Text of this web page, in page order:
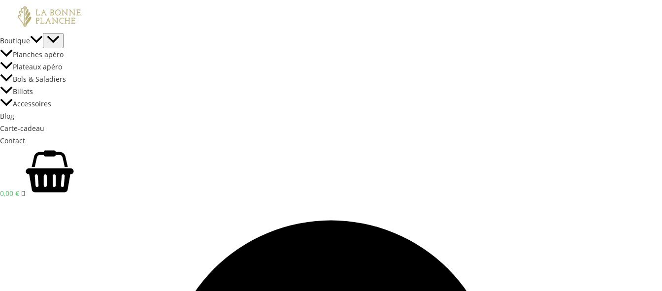
contenu
Boutique
Planches apéro
Plateaux apéro
Bols & Saladiers
Billots
Accessoires
Blog
Carte-cadeau
Contact
0,00 €